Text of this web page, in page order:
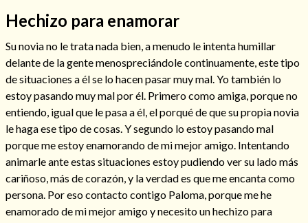
Endulzamiento
Hechizo para enamorar
Su novia no le trata nada bien, a menudo le intenta humillar
delante de la gente menospreciándole continuamente, este tipo
de situaciones a él se lo hacen pasar muy mal. Yo también lo
estoy pasando muy mal por él. Primero como amiga, porque no
entiendo, igual que le pasa a él, el porqué de que su propia novia
le haga ese tipo de cosas. Y segundo lo estoy pasando mal
porque me estoy enamorando de mi mejor amigo. Intentando
animarle ante estas situaciones estoy pudiendo ver su lado más
cariñoso, más de corazón, y la verdad es que me encanta como
persona. Por eso contacto contigo Paloma, porque me he
enamorado de mi mejor amigo y necesito un hechizo para